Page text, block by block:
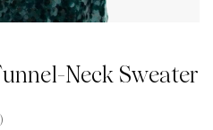
Neck Sweater